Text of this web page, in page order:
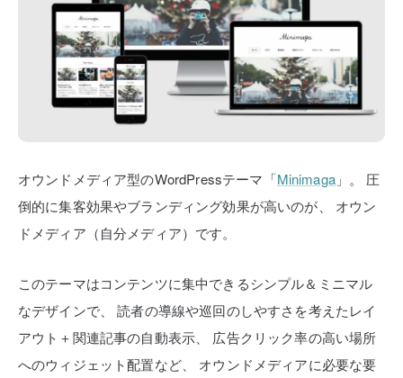
オウンドメディア型のWordPressテーマ「Minimaga」。
圧
倒的に集客効果やブランディング効果が高いのが、
オウン
ドメディア（自分メディア）です。
このテーマはコンテンツに集中できるシンプル＆ミニマル
なデザインで、
読者の導線や巡回のしやすさを考えたレイ
アウト＋関連記事の自動表示、
広告クリック率の高い場所
へのウィジェット配置など、
オウンドメディアに必要な要